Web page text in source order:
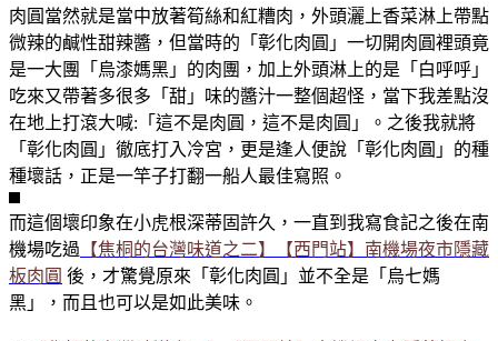
肉圓當然就是當中放著筍絲和紅糟肉，外頭灑上香菜淋上帶點
微辣的鹹性甜辣醬，但當時的「彰化肉圓」一切開肉圓裡頭竟
是一大團「烏漆媽黑」的肉團，加上外頭淋上的是「白呼呼」
吃來又帶著多很多「甜」味的醬汁一整個超怪，當下我差點沒
在地上打滾大喊:「這不是肉圓，這不是肉圓」。之後我就將
「彰化肉圓」徹底打入冷宮，更是逢人便說「彰化肉圓」的種
種壞話，正是一竿子打翻一船人最佳寫照。
而這個壞印象在小虎根深蒂固許久，一直到我寫食記之後在南
機場吃過 【焦桐的台灣味道之二】【西門站】南機場夜市隱藏
板肉圓 後，才驚覺原來「彰化肉圓」並不全是「烏七媽
黑」，而且也可以是如此美味。